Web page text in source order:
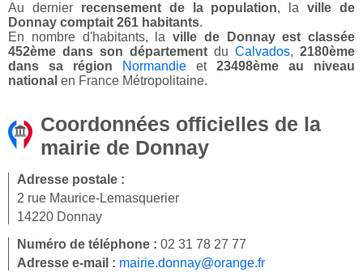
Au dernier recensement de la population, laville de
Donnay comptait 261 habitants.
En nombre d'habitants, la ville de Donnay est classée
452ème dans son département du Calvados, 2180ème
dans sa région
Normandie et 23498ème au niveau
national en France Métropolitaine.
Coordonnées officielles de la
mairie de Donnay
Adresse postale :
2 rue Maurice-Lemasquerier
14220 Donnay
Numéro de téléphone : 02 31 78 27 77
Adresse e-mail : mairie.donnay@orange.fr